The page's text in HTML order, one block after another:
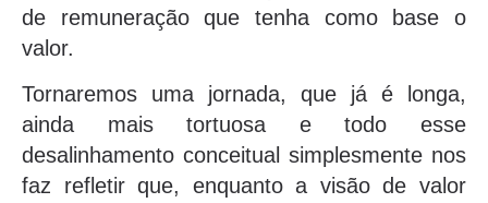
de remuneração que tenha como base o
valor.
Tornaremos uma jornada, que já é longa,
ainda mais tortuosa e todo esse
desalinhamento conceitual simplesmente nos
faz refletir que, enquanto a visão de valor